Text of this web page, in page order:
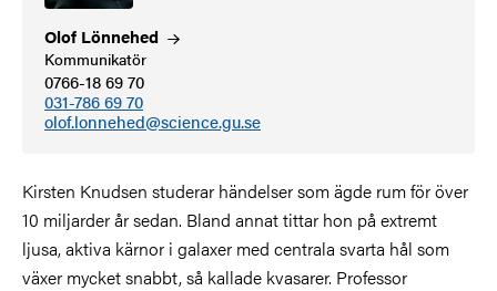
Olof Lönnehed
Kommunikatör
0766-18 69 70
031-786 69 70
olof.lonnehed@science.gu.se
Kirsten Knudsen studerar händelser som ägde rum för över
10 miljarder år sedan. Bland annat tittar hon på extremt
ljusa, aktiva kärnor i galaxer med centrala svarta hål som
växer mycket snabbt, så kallade kvasarer. Professor